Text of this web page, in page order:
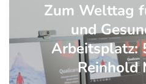
Zum Welttag
und
Arbeitsplatz:
Reinhold